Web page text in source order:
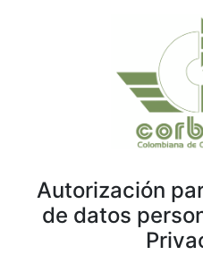
Autorización
de datos